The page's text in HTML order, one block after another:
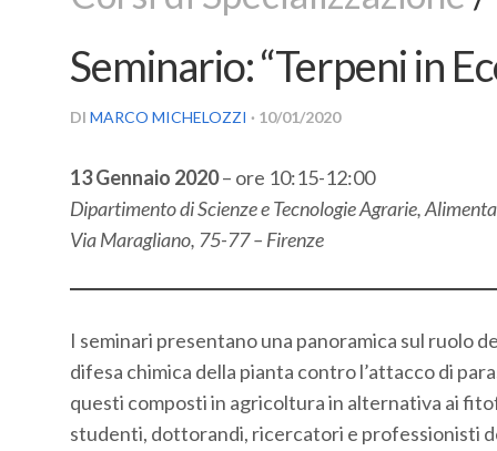
Seminario: “Terpeni in
DI MARCO MICHELOZZI · 10/01/2020
13 Gennaio 2020– ore 10:15-12:00
Dipartimento di Scienze e Tecnologie Agrarie,
Via Maragliano, 75-77 – Firenze
I seminari presentano una panoramica sul ruolo
difesa chimica della pianta contro l’attacco di
questi composti in agricoltura in alternativa ai
studenti, dottorandi, ricercatori e professionisti